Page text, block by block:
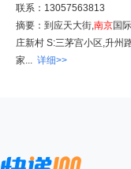
联系：13057563813
摘要：到应天大街,南京国
庄新村 S:三茅宫小区,升州
家... 详细>>